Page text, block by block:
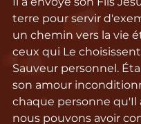
terre pour servir
un chemin vers la vie
ceux qui Le
Sauveur personnel.
son amour
chaque personne qu'Il
nous pouvons avoir